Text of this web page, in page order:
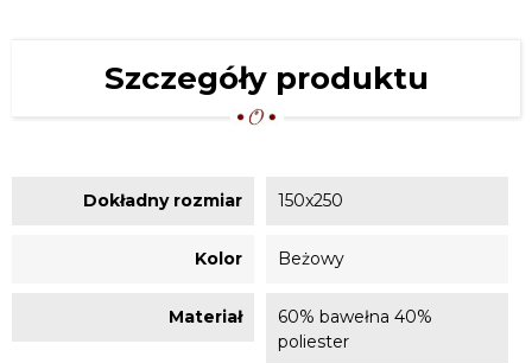
Szczegóły produktu
Dokładny rozmiar 150x250
Kolor Beżowy
Materiał
60% bawełna 40%
poliester